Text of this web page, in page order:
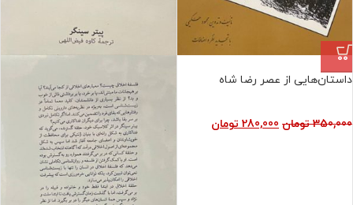
فروش ویژه
داستان‌هایی از عصر رضا شاه
350,000 تومان 280,000 تومان